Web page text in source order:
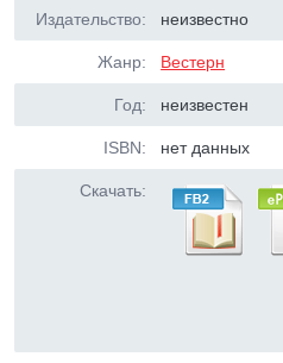
Издательство: неизвестно
Жанр: Вестерн
Год: неизвестен
ISBN: нет данных
Скачать: